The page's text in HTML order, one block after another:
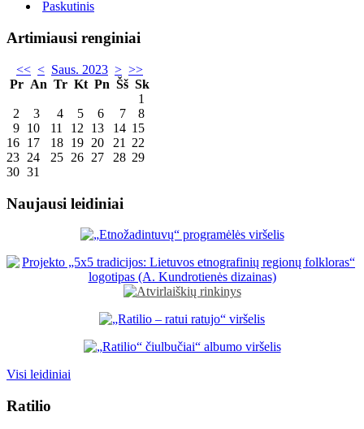
Paskutinis
Artimiausi renginiai
<< < Saus. 2023 > >>
Pr An Tr Kt Pn Šš Sk
1
2
3 4 5 6 7
8
9 10 11 12 13 14 15
16 17 18 19 20 21
22
23 24 25 26 27 28 29
30 31
Naujausi leidiniai
Visi leidiniai
Ratilio